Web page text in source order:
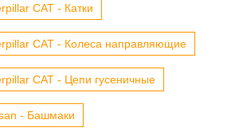
CAT - Катки
CAT - Колеса направляющие
CAT - Цепи гусеничные
- Башмаки